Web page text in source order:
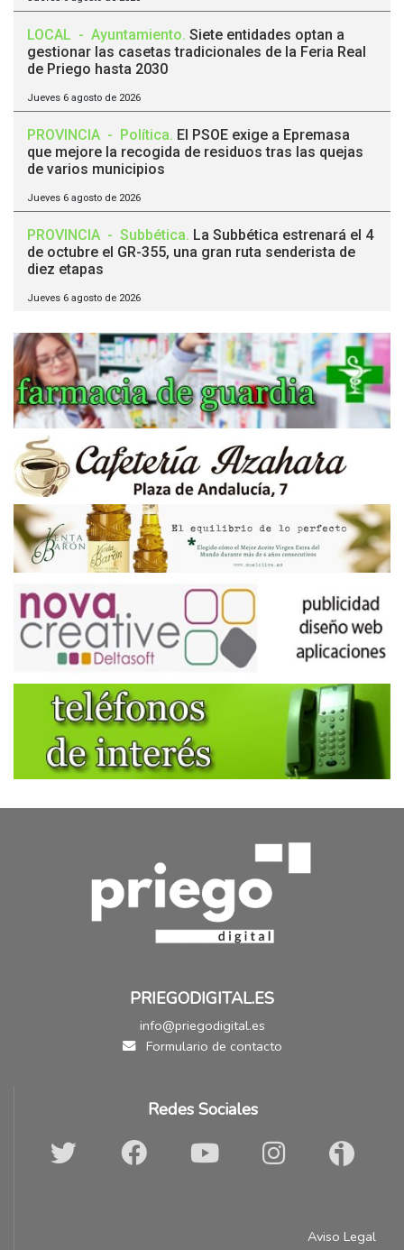
LOCAL - Ayuntamiento. Siete entidades optan a
gestionar las casetas tradicionales de la Feria Real
de Priego hasta 2030
Jueves 6 agosto de 2026
PROVINCIA - Política. El PSOE exige a Epremasa
que mejore la recogida de residuos tras las quejas
de varios municipios
Jueves 6 agosto de 2026
PROVINCIA - Subbética. La Subbética estrenará el 4
de octubre el GR-355, una gran ruta senderista de
diez etapas
Jueves 6 agosto de 2026
PRIEGODIGITAL.ES
info@priegodigital.es
Formulario de contacto
Redes Sociales
Aviso Legal